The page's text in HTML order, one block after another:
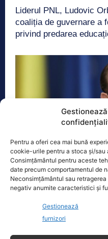
Pentru a oferi cea mai bună
cookie-urile pentru a stoca și/
Consimțământul pentru aceste
date precum comportamentul de
Neconsimțământul sau
negativ anumite caracteristici și
Gestionează
furnizori
Liderul PNL, Ludovic
coaliția de guvernare a
privind predarea
Florin Cîțu, despre
De anul viitor, va